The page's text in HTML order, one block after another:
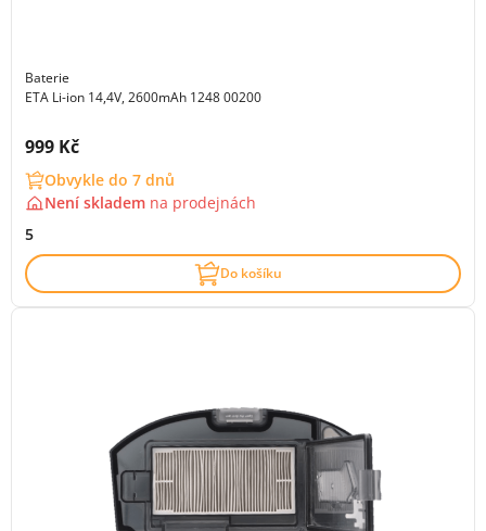
Baterie
ETA Li-ion 14,4V, 2600mAh 1248 00200
Cena s DPH:
999 Kč
Obvykle do 7 dnů
Není skladem na prodejnách
5
Do košíku